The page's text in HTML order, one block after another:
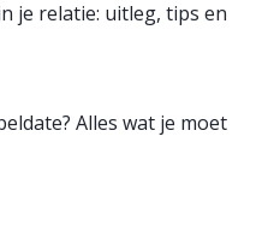
je relatie: uitleg, tips en
Alles wat je moet